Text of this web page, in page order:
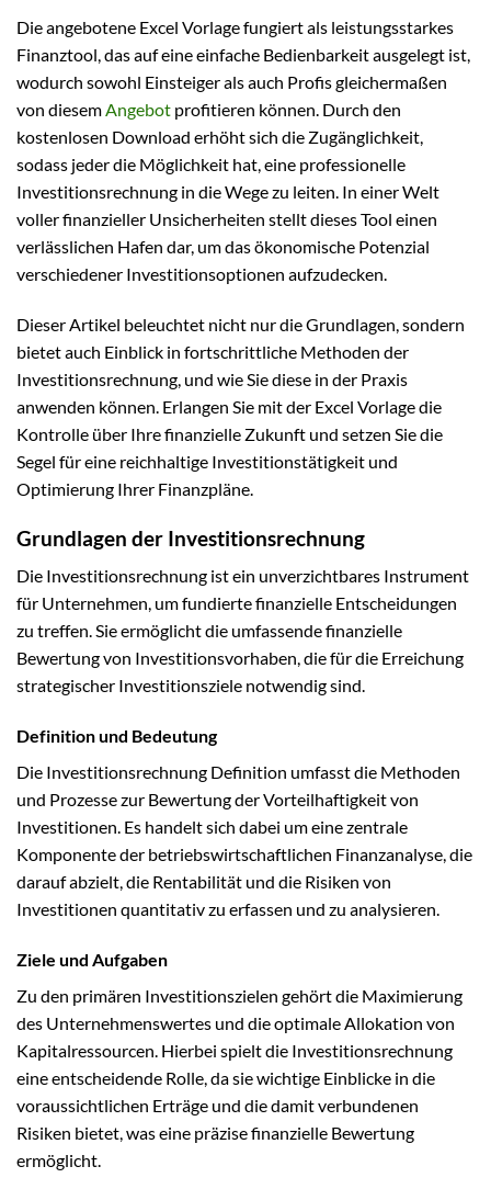
Die angebotene Excel Vorlage fungiert als leistungsstarkes
Finanztool, das auf eine einfache Bedienbarkeit ausgelegt ist,
wodurch sowohl Einsteiger als auch Profis gleichermaßen
von diesemAngebot profitieren können. Durch den
kostenlosen Download erhöht sich die Zugänglichkeit,
sodass jeder die Möglichkeit hat, eine professionelle
Investitionsrechnung in die Wege zu leiten. In einer Welt
voller finanzieller Unsicherheiten stellt dieses Tool einen
verlässlichen Hafen dar, um das ökonomische Potenzial
verschiedener Investitionsoptionen aufzudecken.
Dieser Artikel beleuchtet nicht nur die Grundlagen, sondern
bietet auch Einblick in fortschrittliche Methoden der
Investitionsrechnung, und wie Sie diese in der Praxis
anwenden können. Erlangen Sie mit der Excel Vorlage die
Kontrolle über Ihre finanzielle Zukunft und setzen Sie die
Segel für eine reichhaltige Investitionstätigkeit und
Optimierung Ihrer Finanzpläne.
Grundlagen der Investitionsrechnung
Die Investitionsrechnung ist ein unverzichtbares Instrument
für Unternehmen, um fundierte finanzielle Entscheidungen
zu treffen. Sie ermöglicht die umfassende finanzielle
Bewertung von Investitionsvorhaben, die für die Erreichung
strategischer Investitionsziele notwendig sind.
Definition und Bedeutung
Die Investitionsrechnung Definition umfasst die Methoden
und Prozesse zur Bewertung der Vorteilhaftigkeit von
Investitionen. Es handelt sich dabei um eine zentrale
Komponente der betriebswirtschaftlichen Finanzanalyse, die
darauf abzielt, die Rentabilität und die Risiken von
Investitionen quantitativ zu erfassen und zu analysieren.
Ziele und Aufgaben
Zu den primären Investitionszielen gehört die Maximierung
des Unternehmenswertes und die optimale Allokation von
Kapitalressourcen. Hierbei spielt die Investitionsrechnung
eine entscheidende Rolle, da sie wichtige Einblicke in die
voraussichtlichen Erträge und die damit verbundenen
Risiken bietet, was eine präzise finanzielle Bewertung
ermöglicht.